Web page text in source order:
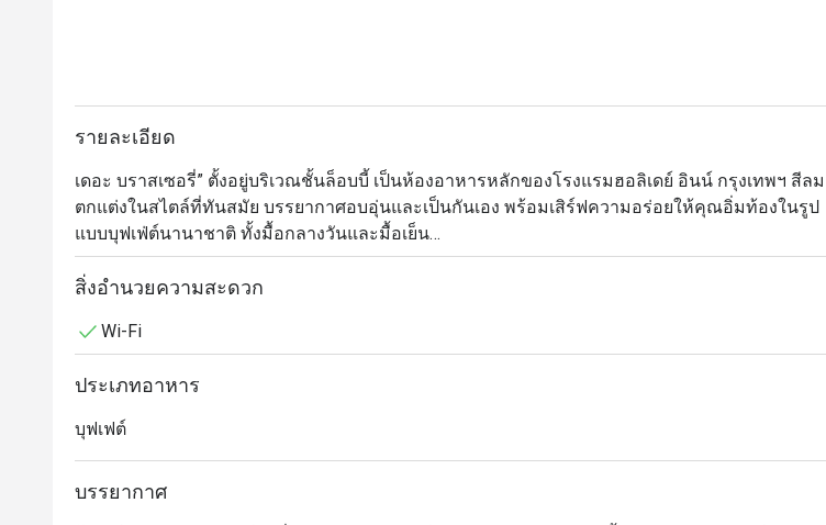
รายละเอียด
เดอะ บราสเซอรี่” ตั้งอยู่บริเวณชั้นล็อบบี้ เป็นห้องอาหารหลักของโรงแรมฮอลิเดย์ อินน์ กรุงเทพฯ สีลม
ตกแต่งในสไตล์ที่ทันสมัย บรรยากาศอบอุ่นและเป็นกันเอง พร้อมเสิร์ฟความอร่อยให้คุณอิ่มท้องในรูป
แบบบุฟเฟ่ต์นานาชาติ ทั้งมื้อกลางวันและมื้อเย็น
เต็มอิ่มกับไลน์อาหารที่รวบรวมความอร่อยจากหลากหลายสัญชาติ ทั้งอาหารไทย จีน ตะวันตก ญี่ปุ่น
อินเดีย และอิตาเลียน โดยมีไฮไลท์เด่นอย่าง ซีฟู้ดออนไอซ์ที่เสิร์ฟกุ้งและหอยแมลงภู่สดใหม่ ซูชิคำโต ส
ปิดท้ายมื้ออาหารด้วยของหวานนานาชนิด ทั้งขนมปัง เค้ก ไอศกรีม ขนมไทย และผลไม้ตามฤดูกาล
เพิ่มหอยนางรมสดและแซลมอนซาชิมิเข้ามาให้ทานได้อย่างจุใจ
เมนูไฮไลท์ประจำเดือนสิงหาคม
-วันจันทร์
สิ่งอำนวยความสะดวก
Wi-Fi
ประเภทอาหาร
บุฟเฟต์
บรรยากาศ